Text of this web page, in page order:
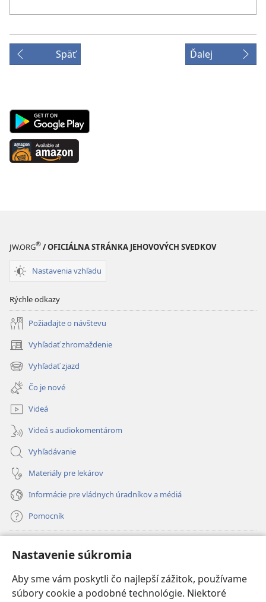
Nastavenie súkromia
Aby sme vám poskytli čo najlepší zážitok, používame
súbory cookie a podobné technológie. Niektoré
Späť Ďalej
Android
App
on
Google
Available
at
JW.ORG® / OFICIÁLNA STRÁNKA JEHOVOVÝCH SVEDKOV
Nastavenia vzhľadu
Rýchle odkazy
Požiadajte o návštevu
Vyhľadať zhromaždenie
(otvorí
nové
okno)
Vyhľadať zjazd
(otvorí
nové
okno)
Čo je nové
Videá
Videá s audiokomentárom
Vyhľadávanie
Materiály pre lekárov
Informácie pre vládnych úradníkov a médiá
Pomocník
(otvorí
nové
okno)
INTERNETOVÁ KNIŽNICA Strážnej veže
(otvorí
nové